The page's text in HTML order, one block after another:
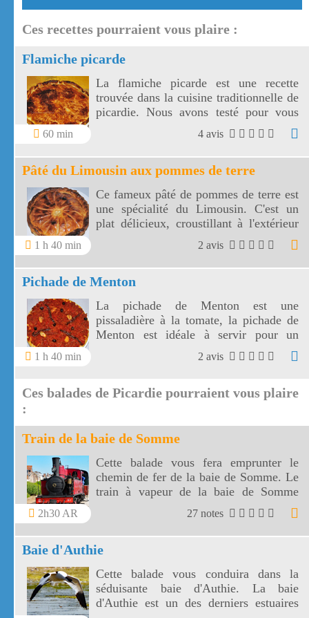
Ces recettes pourraient vous plaire :
Flamiche picarde
60 min
La flamiche picarde est une recette
trouvée dans la cuisine traditionnelle de
picardie. Nous avons testé pour vous
cette flamiche picarde.
4 avis
Pâté du Limousin aux pommes de terre
1 h 40 min
Ce fameux pâté de pommes de terre est
une spécialité du Limousin. C'est un
plat délicieux, croustillant à l'extérieur
et fondant à l'intérieur. La pâté du
Limousin est un plat bien revigorant.
2 avis
Pichade de Menton
1 h 40 min
La pichade de Menton est une
pissaladière à la tomate, la pichade de
Menton est idéale à servir pour un
2 avis
Ces balades de Picardie pourraient vous plaire
:
Train de la baie de Somme
2h30 AR
Cette balade vous fera emprunter le
chemin de fer de la baie de Somme. Le
train à vapeur de la baie de Somme
vous conduira de Saint Valery sur
Somme au Crotoy.
27 notes
Baie d'Authie
Cette balade vous conduira dans la
séduisante baie d'Authie. La baie
d'Authie est un des derniers estuaires